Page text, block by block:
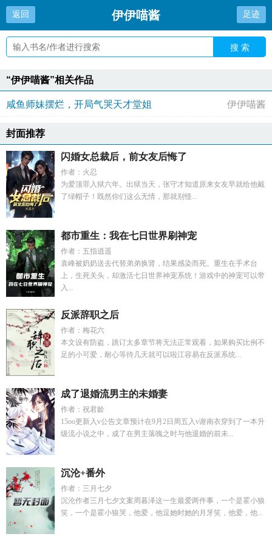
返回 伊伊喵酱 足迹
搜 索
“伊伊喵酱”相关作品
咸鱼师妹摆烂，开局气哭天才堂姐 伊伊喵酱
封面推荐
闪婚女总裁后，前女友后悔了
作者：火忍
为爱顶罪入狱六年。出狱当天，张守才知道原来女友早就给他戴
了绿帽子！既然你们这么无情，那就别怪...
都市重生：我在七日世界刷神宠
作者：五指逍遥
袁峰被奶奶送去代替弟弟换肾，结果感染而死。重生在手术台
上，生死关头，却激活七日世界神宠系统！游戏中的神宠可以带
入...
反派辞职之后
作者：梅花六
本文设有防盗，跳订太多章节将无法正常观看，如果购买比例不
足的小可爱，耐心等待几天就可以啦江容易在反派系统...
成了退婚流男主的未婚妻
作者：祝君龄
15oo更新入v公告文章预计在9月2日周五入v谢南衣穿到了一本升
级流小说之中，成了在男主落魄之时与他退婚的前未...
沉沦+番外
作者：三月七夕
沉沦作者三月七夕文案周暮泽这一生最爱两件事，一个是霍小狼
笑，一个是霍小狼哭，他爱，他逗她时她的月牙笑，他爱，他...